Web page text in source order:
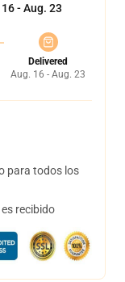
- Aug. 23
Delivered
Aug. 16 - Aug. 23
para todos los
recibido